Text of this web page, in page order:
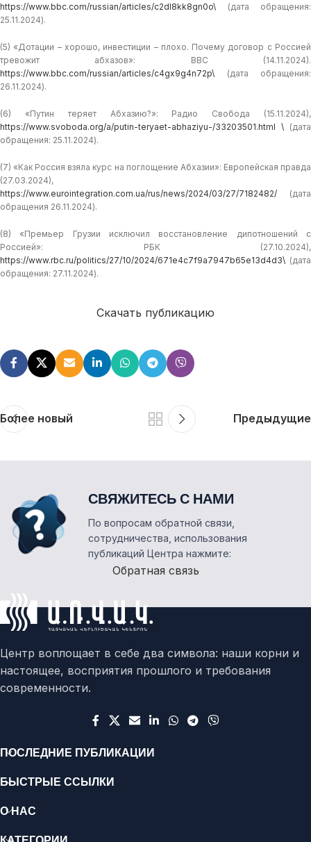
https://www.bbc.com/russian/articles/c2dl8kk8gn0o\ (дата обращения:
25.11.2024).
(5) «Дотации – хорошо, инвестиции – плохо. Почему договор с Россией
тревожит абхазов»: BBC (14.11.2024).
https://www.bbc.com/russian/articles/c4gx9g4n72p\ (дата обращения:
26.11.2024).
(6) «Путин теряет Абхазию?»: Радио Свобода (15.11.2024),
https://www.svoboda.org/a/putin-teryaet-abhaziyu-/33203501.html \ (дата
обращения: 25.11.2024).
(7) «Как Россия взяла курс на поглощение Абхазии»: Европейская правда
(27.03.2024),
https://www.eurointegration.com.ua/rus/news/2024/03/27/7182482/ (дата
обращения 26.11.2024).
(8) «Премьер Грузии исключил восстановление дипотношений с
Россией»: РБК (27.10.2024),
https://www.rbc.ru/politics/27/10/2024/671e4c7f9a7947b65e13d4d3\ (дата
обращения: 27.11.2024).
Скачать публикацию
Более новый Предыдущие
СВЯЖИТЕСЬ С НАМИ
По вопросам обратной связи,
сотрудничества, использования
публикаций Центра нажмите:
Обратная связь
Центр воплощает в себе два символа: наши корни и
настоящее, восприятия прошлого и требования
современности.
ПОСЛЕДНИЕ ПУБЛИКАЦИИ
БЫСТРЫЕ ССЫЛКИ
О НАС